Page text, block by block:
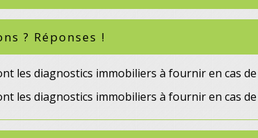
? Réponses !
les diagnostics immobiliers à fournir en cas de
les diagnostics immobiliers à fournir en cas